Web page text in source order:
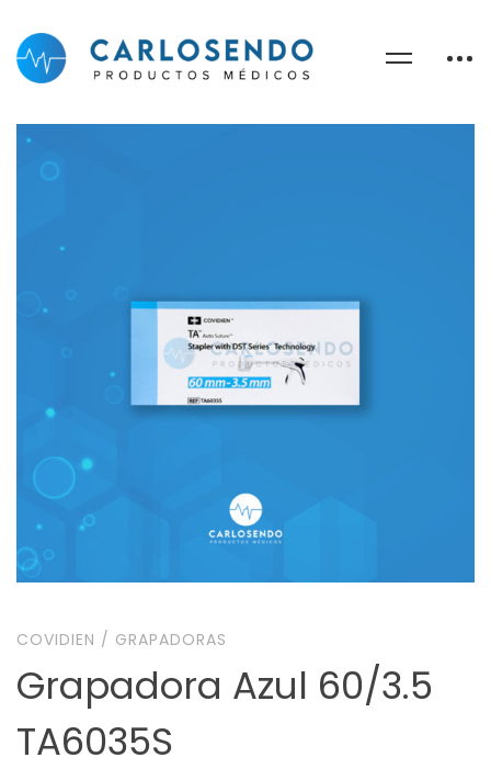
COVIDIEN / GRAPADORAS
Grapadora Azul 60/3.5
TA6035S